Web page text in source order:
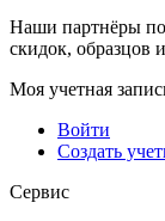
Наши партнёры
скидок, образцов
Моя учетная
Войти
Создать
Сервис